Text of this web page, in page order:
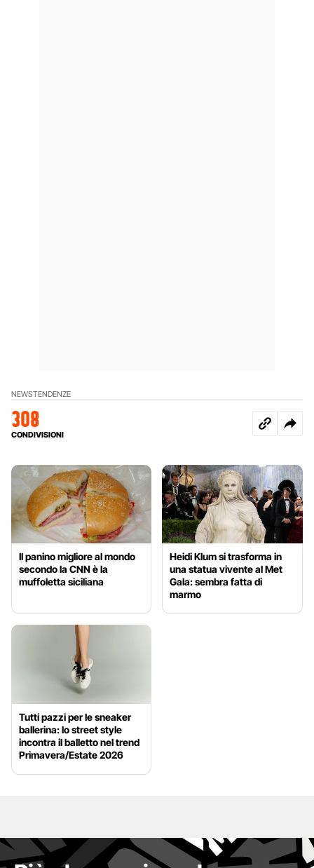
NEWSTENDENZE
308
CONDIVISIONI
Il panino migliore al mondo
secondo la CNN è la
muffoletta siciliana
Heidi Klum si trasforma in
una statua vivente al Met
Gala: sembra fatta di
marmo
Tutti pazzi per le sneaker
ballerina: lo street style
incontra il balletto nel trend
Primavera/Estate 2026